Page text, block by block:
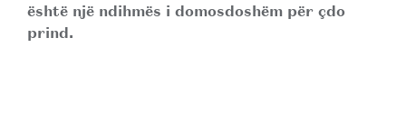
është një ndihmës i domosdoshëm për çdo
prind.